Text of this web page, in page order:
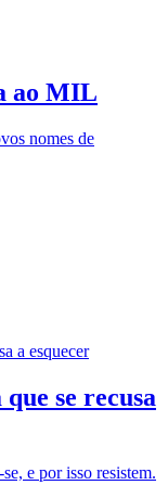
ao MIL
nomes de
se recusa
e por isso resistem.